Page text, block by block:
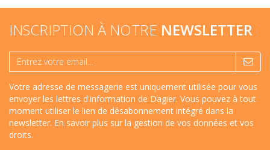
INSCRIPTION À NOTRE NEWSLETTER
Votre adresse de messagerie est uniquement utilisée pour vous
envoyer les lettres d'information de Dagier. Vous pouvez à tout
moment utiliser le lien de désabonnement intégré dans la
newsletter. En savoir plus sur la gestion de vos données et vos
droits.